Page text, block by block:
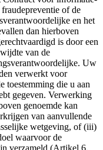
of de
en het
dan hierboven
is door een
van de
Uw
verwerkt voor
toestemming die u aan
gegeven. Verwerking
genoemde kan
van aanvullende
wetgeving, of (iii)
waarvoor de
verzameld (Artikel 6,